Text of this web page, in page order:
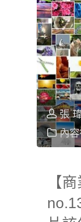
張
內
【